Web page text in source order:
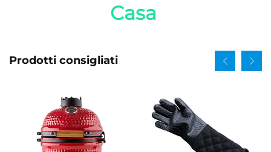
Casa
Prodotti consigliati